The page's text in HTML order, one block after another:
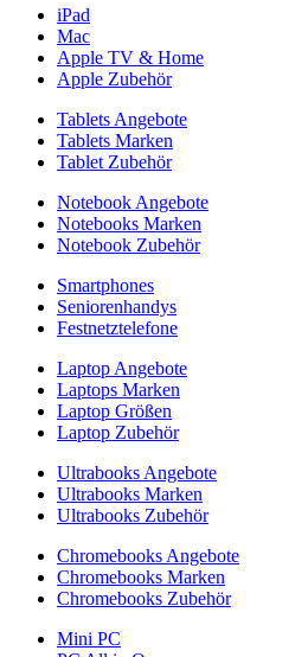
iPad
Mac
Apple TV & Home
Apple Zubehör
Tablets Angebote
Tablets Marken
Tablet Zubehör
Notebook Angebote
Notebooks Marken
Notebook Zubehör
Smartphones
Seniorenhandys
Festnetztelefone
Laptop Angebote
Laptops Marken
Laptop Größen
Laptop Zubehör
Ultrabooks Angebote
Ultrabooks Marken
Ultrabooks Zubehör
Chromebooks Angebote
Chromebooks Marken
Chromebooks Zubehör
Mini PC